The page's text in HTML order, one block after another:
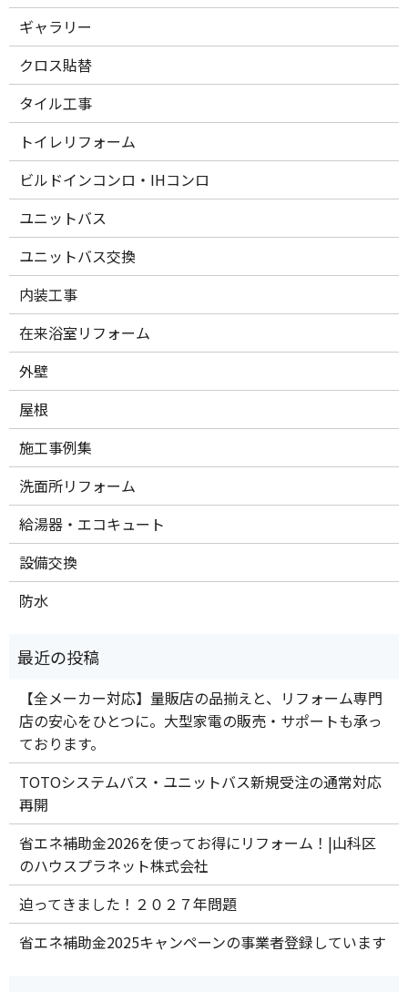
ギャラリー
クロス貼替
タイル工事
トイレリフォーム
ビルドインコンロ・IHコンロ
ユニットバス
ユニットバス交換
内装工事
在来浴室リフォーム
外壁
屋根
施工事例集
洗面所リフォーム
給湯器・エコキュート
設備交換
防水
【全メーカー対応】量販店の品揃えと、リフォーム専門
店の安心をひとつに。大型家電の販売・サポートも承っ
ております。
TOTOシステムバス・ユニットバス新規受注の通常対応
再開
省エネ補助金2026を使ってお得にリフォーム！|山科区
のハウスプラネット株式会社
迫ってきました！２０２７年問題
省エネ補助金2025キャンペーンの事業者登録しています